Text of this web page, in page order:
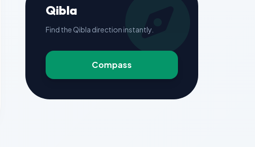
Qibla
Find the Qibla direction instantly.
Compass